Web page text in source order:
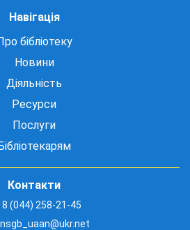
Навігація
бібліотеку
Новини
Діяльність
Ресурси
Послуги
Контакти
8 (044) 258-21-45